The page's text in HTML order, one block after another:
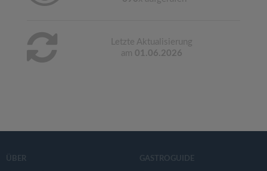
Letzte Aktualisierung
am 01.06.2026
ÜBER GASTROGUIDE